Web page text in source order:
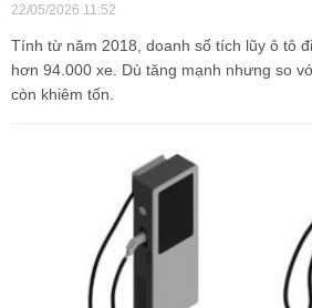
22/05/2026 11:52
Tính từ năm 2018, doanh số tích lũy ô tô
hơn 94.000 xe. Dù tăng mạnh nhưng so
còn khiêm tốn.